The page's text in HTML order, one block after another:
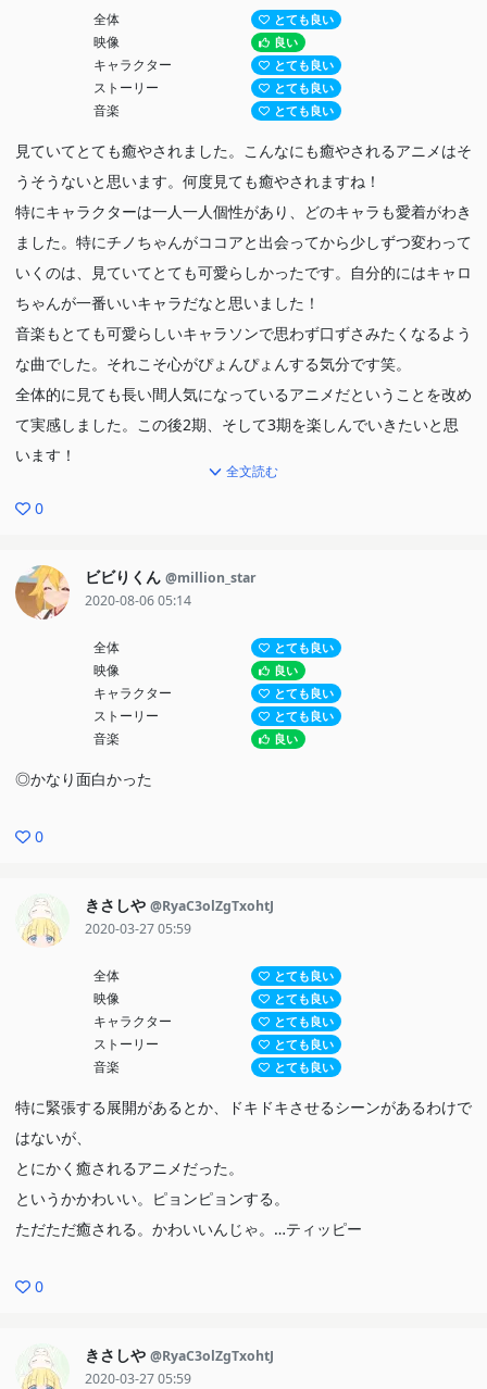
全体 とても良い
映像 良い
キャラクター とても良い
ストーリー とても良い
音楽 とても良い
見ていてとても癒やされました。こんなにも癒やされるアニメはそ
うそうないと思います。何度見ても癒やされますね！
特にキャラクターは一人一人個性があり、どのキャラも愛着がわき
ました。特にチノちゃんがココアと出会ってから少しずつ変わって
いくのは、見ていてとても可愛らしかったです。自分的にはキャロ
ちゃんが一番いいキャラだなと思いました！
音楽もとても可愛らしいキャラソンで思わず口ずさみたくなるよう
な曲でした。それこそ心がぴょんぴょんする気分です笑。
全体的に見ても長い間人気になっているアニメだということを改め
て実感しました。この後2期、そして3期を楽しんでいきたいと思
います！
全文読む
0
ビビりくん @million_star
2020-08-06 05:14
全体 とても良い
映像 良い
キャラクター とても良い
ストーリー とても良い
音楽 良い
◎かなり面白かった
0
きさしや @RyaC3olZgTxohtJ
2020-03-27 05:59
全体 とても良い
映像 とても良い
キャラクター とても良い
ストーリー とても良い
音楽 とても良い
特に緊張する展開があるとか、ドキドキさせるシーンがあるわけで
はないが、
とにかく癒されるアニメだった。
というかかわいい。ピョンピョンする。
ただただ癒される。かわいいんじゃ。…ティッピー
0
きさしや @RyaC3olZgTxohtJ
2020-03-27 05:59